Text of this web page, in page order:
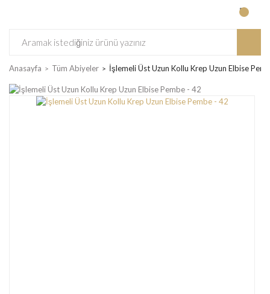
Anasayfa Tüm Abiyeler İşlemeli Üst Uzun Kollu Krep Uzun Elbise